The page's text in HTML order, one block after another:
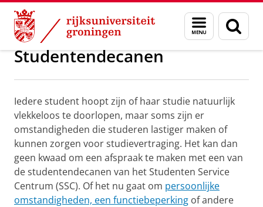
Skip
Content
Skip
Navigation
Menu
en
zoeken
Onderwijs Studenten Service Centrum
Studentendecanen
Iedere student hoopt zijn of haar studie natuurlijk
vlekkeloos te doorlopen, maar soms zijn er
omstandigheden die studeren lastiger maken of
kunnen zorgen voor studievertraging. Het kan dan
geen kwaad om een afspraak te maken met een van
de studentendecanen van het Studenten Service
Centrum (SSC). Of het nu gaat om persoonlijke
omstandigheden, een functiebeperking of andere